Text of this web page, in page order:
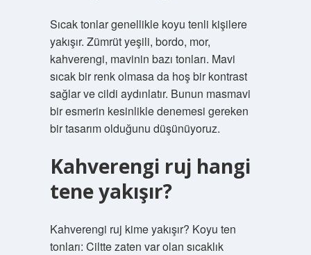
Sıcak tonlar genellikle koyu tenli kişilere
yakışır. Zümrüt yeşili, bordo, mor,
kahverengi, mavinin bazı tonları. Mavi
sıcak bir renk olmasa da hoş bir kontrast
sağlar ve cildi aydınlatır. Bunun masmavi
bir esmerin kesinlikle denemesi gereken
bir tasarım olduğunu düşünüyoruz.
Kahverengi ruj hangi
tene yakışır?
Kahverengi ruj kime yakışır? Koyu ten
tonları: Ciltte zaten var olan sıcaklık